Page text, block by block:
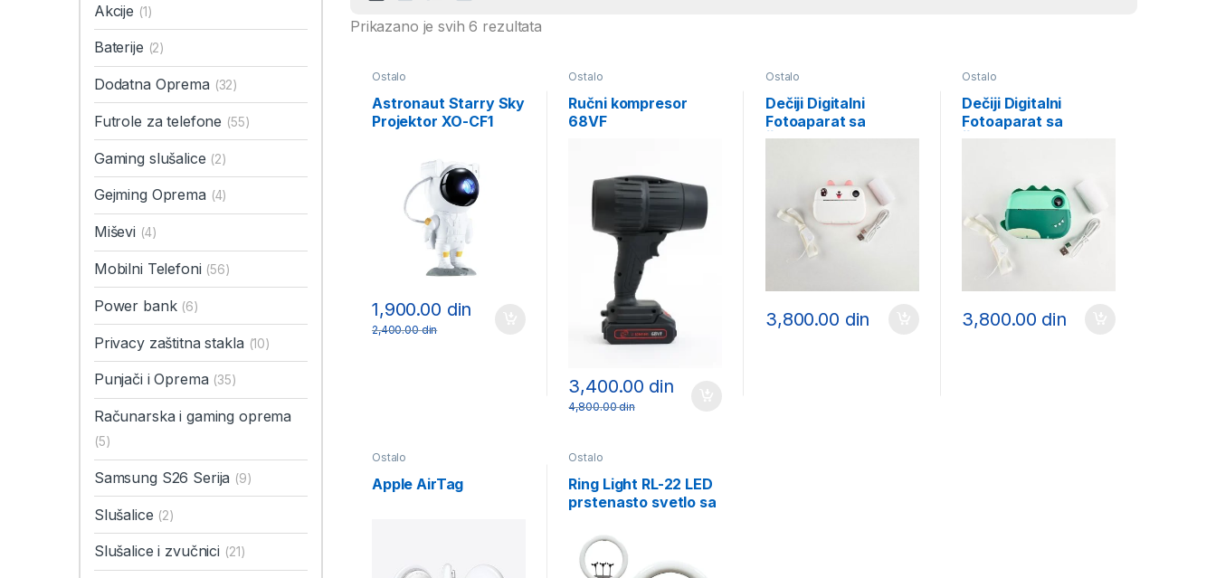
Prikazano je svih 6 rezultataSortirano po ceni: od niže ka višoj
Ostalo
Astronaut Starry Sky
Projektor XO-CF1
1,900.00 din
2,400.00din
Ostalo
Ručni kompresor
68VF
3,400.00 din
4,800.00din
Ostalo
Dečiji Digitalni
Fotoaparat sa
Štampačem – Beli
3,800.00 din
Ostalo
Dečiji Digitalni
Fotoaparat sa
3,800.00 din
Ostalo
Apple AirTag
Ostalo
Ring Light RL-22 LED
prstenasto svetlo sa
Akcije (1)
Baterije (2)
Dodatna Oprema (32)
Futrole za telefone (55)
Gaming slušalice (2)
Gejming Oprema (4)
Miševi (4)
Mobilni Telefoni (56)
Power bank (6)
Privacy zaštitna stakla (10)
Punjači i Oprema (35)
Računarska i gaming oprema
(5)
Samsung S26 Serija (9)
Slušalice (2)
Slušalice i zvučnici (21)